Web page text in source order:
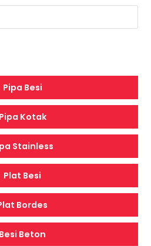
Pipa Besi
Pipa Kotak
Stainless
Plat Besi
Bordes
Besi Beton